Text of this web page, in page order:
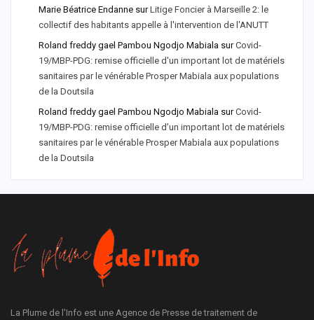
Marie Béatrice Endanne surLitige Foncier à Marseille 2: le
collectif des habitants appelle à l'intervention de l'ANUTT
Roland freddy gael Pambou Ngodjo Mabiala surCovid-
19/MBP-PDG: remise officielle d'un important lot de matériels
sanitaires par le vénérable Prosper Mabiala aux populations
de la Doutsila
Roland freddy gael Pambou Ngodjo Mabiala surCovid-
19/MBP-PDG: remise officielle d’un important lot de matériels
sanitaires par le vénérable Prosper Mabiala aux populations
de la Doutsila
La Plume de l'Info est une Agence de Presse de traitement de